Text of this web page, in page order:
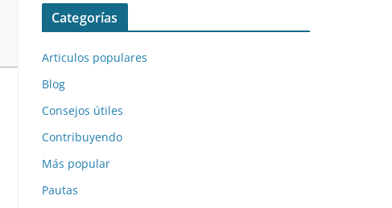
Categorías
Articulos populares
Blog
Consejos útiles
Contribuyendo
Más popular
Pautas